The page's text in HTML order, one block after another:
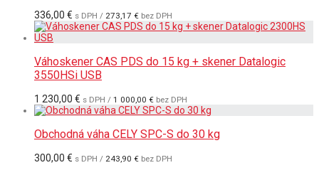
336,00 € s DPH / 273,17 € bez DPH
Váhoskener CAS PDS do 15 kg + skener Datalogic
3550HSi USB
1 230,00 € s DPH / 1 000,00 € bez DPH
Obchodná váha CELY SPC-S do 30 kg
300,00 € s DPH / 243,90 € bez DPH